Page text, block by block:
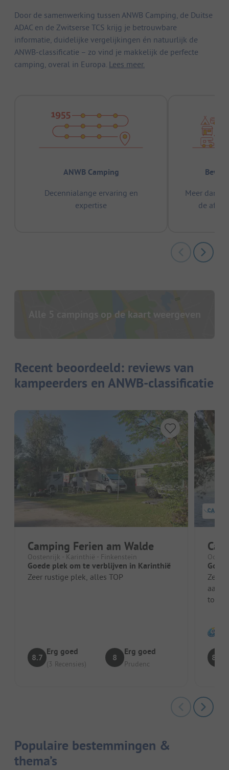
Door de samenwerking tussen ANWB Camping, de Duitse
ADAC en de Zwitserse TCS krijg je betrouwbare
informatie, duidelijke vergelijkingen én natuurlijk de
ANWB-classificatie – zo vind je makkelijk de perfecte
camping, overal in Europa. Lees meer.
ANWB Camping
Decennialange ervaring en
expertise
Meer dan
de
Alle 5 campings op de kaart weergeven
Recent beoordeeld: reviews van
kampeerders en ANWB-classificatie
Camping Ferien am Walde
Oostenrijk - Karinthië - Finkenstein
Goede plek om te verblijven in Karinthië
Zeer rustige plek, alles TOP
8.7
Erg goed
(3 Recensies)
8
Erg goed
Prudenc
Zeer
8.9
Populaire bestemmingen &
thema’s